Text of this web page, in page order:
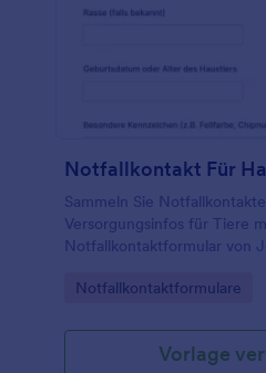
Notfallkontakt Für
Sammeln Sie
Versorgungsinfos für Tiere
Notfallkontaktformular von
schnellen Datenerfassung.
Go to Category:
Notfallkontaktformulare
Vorlage